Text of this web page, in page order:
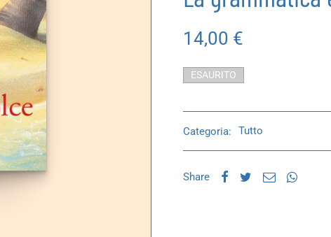
14,00 €
ESAURITO
Categoria: Tutto
Share